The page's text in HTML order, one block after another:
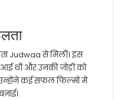
Judwaaसे मिली। इस
थीं और उनकी जोड़ी को
कई सफल फिल्मों में